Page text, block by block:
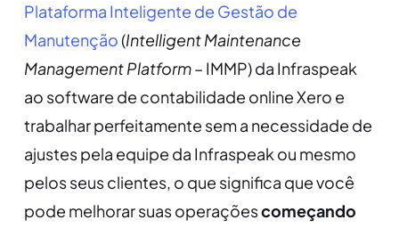
Plataforma Inteligente de Gestão de
Manutenção(Intelligent Maintenance
Management Platform– IMMP) da Infraspeak
ao software de contabilidade online Xero e
trabalhar perfeitamente sem a necessidade de
ajustes pela equipe da Infraspeak ou mesmo
pelos seus clientes, o que significa que você
pode melhorar suas operaçõescomeçando